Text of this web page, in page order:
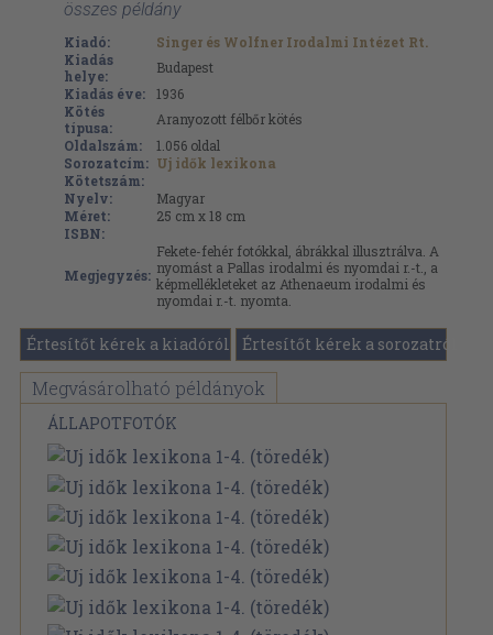
összes példány
Kiadó:
Singer és Wolfner Irodalmi Intézet Rt.
Kiadás
helye:
Budapest
Kiadás éve:
1936
Kötés
típusa:
Aranyozott félbőr kötés
Oldalszám:
1.056 oldal
Sorozatcím: Uj idők lexikona
Kötetszám:
Nyelv:
Magyar
Méret:
25 cm x 18 cm
ISBN:
Megjegyzés:
Fekete-fehér fotókkal, ábrákkal illusztrálva. A
nyomást a Pallas irodalmi és nyomdai r.-t., a
képmellékleteket az Athenaeum irodalmi és
nyomdai r.-t. nyomta.
Értesítőt kérek a kiadóról Értesítőt kérek a sorozatról
Megvásárolható példányok
ÁLLAPOTFOTÓK